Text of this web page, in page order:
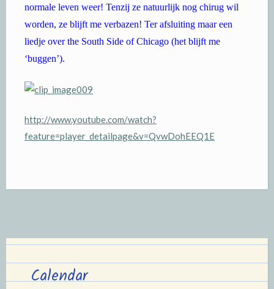
normale leven weer! Tenzij ze natuurlijk nog chirug wil
worden, ze blijft me verbazen! Ter afsluiting maar een
liedje over the South Side of Chicago (het blijft me
‘buggen’).
http://www.youtube.com/watch?
feature=player_detailpage&v=QvwDohEEQ1E
Calendar